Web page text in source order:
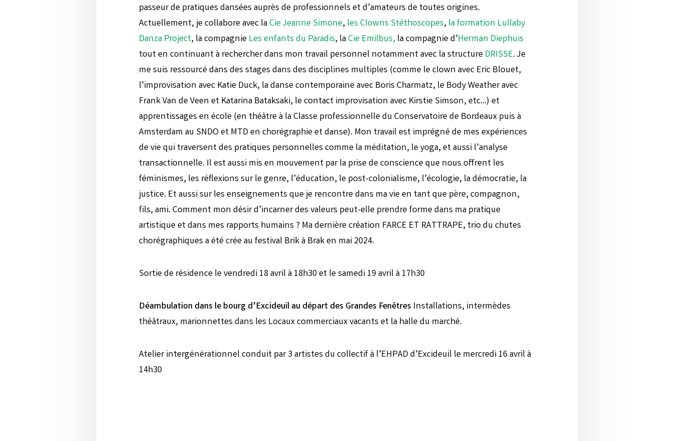
passeur de pratiques dansées auprès de professionnels et d’amateurs de toutes origines.
Actuellement, je collabore avec laCie Jeanne Simone, les Clowns Stéthoscopes, la formation Lullaby
Danza Project, la compagnieLes enfants du Paradis, laCie Emilbus, la compagnie d’Herman Diephuis
tout en continuant à rechercher dans mon travail personnel notamment avec la structureDRISSE. Je
me suis ressourcé dans des stages dans des disciplines multiples (comme le clown avec Eric Blouet,
l’improvisation avec Katie Duck, la danse contemporaine avec Boris Charmatz, le Body Weather avec
Frank Van de Veen et Katarina Bataksaki, le contact improvisation avec Kirstie Simson, etc…) et
apprentissages en école (en théâtre à la Classe professionnelle du Conservatoire de Bordeaux puis à
Amsterdam au SNDO et MTD en chorégraphie et danse). Mon travail est imprégné de mes expériences
de vie qui traversent des pratiques personnelles comme la méditation, le yoga, et aussi l’analyse
transactionnelle. Il est aussi mis en mouvement par la prise de conscience que nous offrent les
féminismes, les réflexions sur le genre, l’éducation, le post-colonialisme, l’écologie, la démocratie, la
justice. Et aussi sur les enseignements que je rencontre dans ma vie en tant que père, compagnon,
fils, ami. Comment mon désir d’incarner des valeurs peut-elle prendre forme dans ma pratique
artistique et dans mes rapports humains ? Ma dernière création FARCE ET RATTRAPE, trio du chutes
chorégraphiques a été crée au festival Brik à Brak en mai 2024.
Sortie de résidence le vendredi 18 avril à 18h30 et le samedi 19 avril à 17h30
Déambulation dans le bourg d’Excideuil au départ des Grandes Fenêtres Installations, intermèdes
théâtraux, marionnettes dans les Locaux commerciaux vacants et la halle du marché.
Atelier intergénérationnel conduit par 3 artistes du collectif à l’EHPAD d’Excideuil le mercredi 16 avril à
14h30